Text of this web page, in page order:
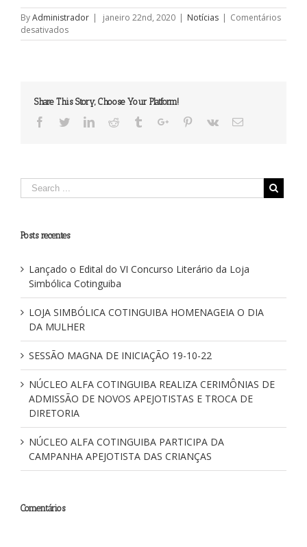
Twitter(abre
em
nova
janela)
Facebook(abre
em
nova
WhatsApp(abre
em
nova
Telegram(abre
em
nova
ByAdministrador | janeiro 22nd, 2020 | Notícias | Comentários
desativadosem
Do
Share This Story, Choose Your Platform!
Facebook
TwitterLinkedinReddit TumblrGoogle+Pinterest
Vk Email
Posts recentes
Lançado o Edital do VI Concurso Literário da Loja
Simbólica Cotinguiba
LOJA SIMBÓLICA COTINGUIBA HOMENAGEIA O DIA
DA MULHER
SESSÃO MAGNA DE INICIAÇÃO 19-10-22
NÚCLEO ALFA COTINGUIBA REALIZA CERIMÔNIAS DE
ADMISSÃO DE NOVOS APEJOTISTAS E TROCA DE
DIRETORIA
NÚCLEO ALFA COTINGUIBA PARTICIPA DA
CAMPANHA APEJOTISTA DAS CRIANÇAS
Comentários